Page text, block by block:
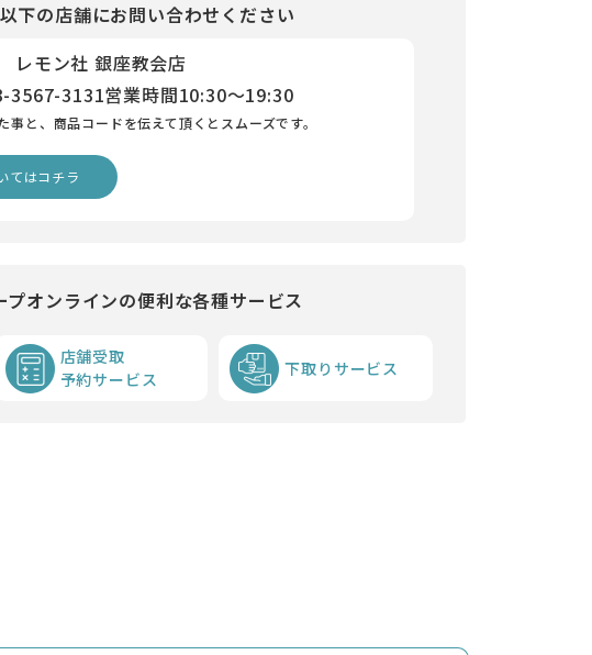
下の店舗にお問い合わせください
レモン社 銀座教会店
3567-3131営業時間10:30～19:30
と、商品コードを伝えて頂くとスムーズです。
てはコチラ
プオンラインの便利な各種サービス
店舗受取
予約サービス
下取りサービス